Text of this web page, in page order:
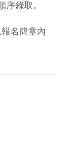
序錄取。
名簡章內